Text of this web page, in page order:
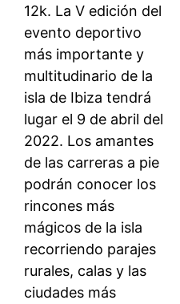
12k. La V edición del
evento deportivo
más importante y
multitudinario de la
isla de Ibiza tendrá
lugar el 9 de abril del
2022. Los amantes
de las carreras a pie
podrán conocer los
rincones más
mágicos de la isla
recorriendo parajes
rurales, calas y las
ciudades más